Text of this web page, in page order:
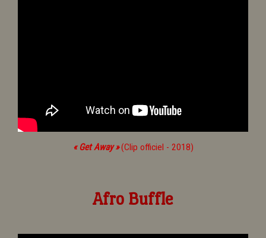
« Get Away »(Clip officiel - 2018)
Afro Buffle